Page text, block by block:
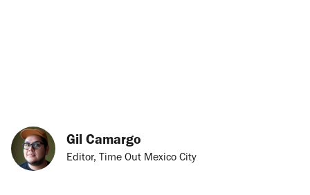
Gil Camargo
Editor, Time Out Mexico City